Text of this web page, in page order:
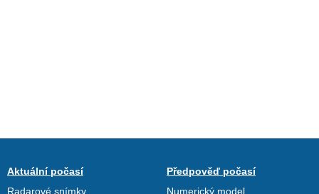
Aktuální počasí
Radarové snímky
Předpověď počasí
Numerický model